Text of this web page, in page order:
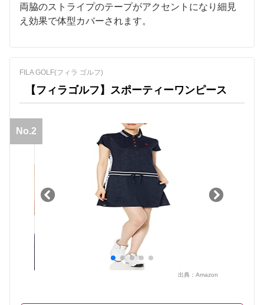
両脇のストライプのテープがアクセントになり細見
え効果で体型カバーされます。
FILA GOLF(フィラ ゴルフ)
【フィラゴルフ】スポーティーワンピース
No.2
出典： Amazon